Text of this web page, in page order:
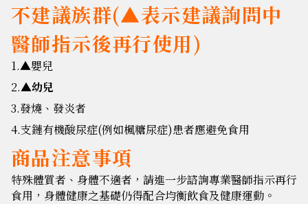
不建議族群(▲表示建議詢問中
醫師指示後再行使用)
1.▲嬰兒
2.▲幼兒
3.發燒、發炎者
4.支鏈有機酸尿症(例如楓糖尿症)患者應避免食用
商品注意事項
特殊體質者、身體不適者，請進一步諮詢專業醫師指示再行
食用，身體健康之基礎仍得配合均衡飲食及健康運動。